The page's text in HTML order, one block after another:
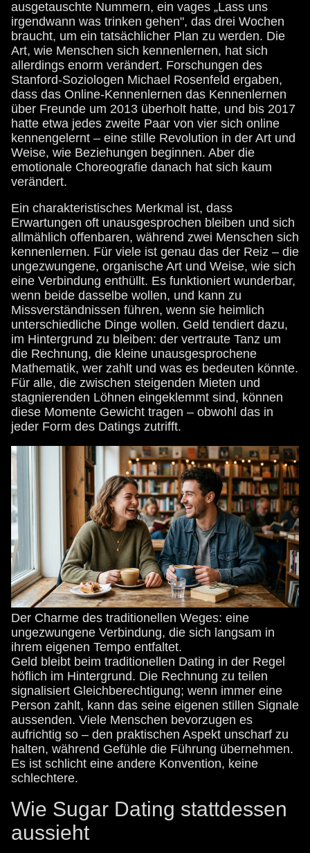
ausgetauschte Nummern, ein vages „Lass uns
irgendwann was trinken gehen", das drei Wochen
braucht, um ein tatsächlicher Plan zu werden. Die
Art, wie Menschen sich kennenlernen, hat sich
allerdings enorm verändert. Forschungen des
Stanford-Soziologen Michael Rosenfeld ergaben,
dass das Online-Kennenlernen das Kennenlernen
über Freunde um 2013 überholt hatte, und bis 2017
hatte etwa jedes zweite Paar von vier sich online
kennengelernt – eine stille Revolution in der Art und
Weise, wie Beziehungen beginnen. Aber die
emotionale Choreografie danach hat sich kaum
verändert.
Ein charakteristisches Merkmal ist, dass
Erwartungen oft unausgesprochen bleiben und sich
allmählich offenbaren, während zwei Menschen sich
kennenlernen. Für viele ist genau das der Reiz – die
ungezwungene, organische Art und Weise, wie sich
eine Verbindung enthüllt. Es funktioniert wunderbar,
wenn beide dasselbe wollen, und kann zu
Missverständnissen führen, wenn sie heimlich
unterschiedliche Dinge wollen. Geld tendiert dazu,
im Hintergrund zu bleiben: der vertraute Tanz um
die Rechnung, die kleine unausgesprochene
Mathematik, wer zahlt und was es bedeuten könnte.
Für alle, die zwischen steigenden Mieten und
stagnierenden Löhnen eingeklemmt sind, können
diese Momente Gewicht tragen – obwohl das in
jeder Form des Datings zutrifft.
Der Charme des traditionellen Weges: eine
ungezwungene Verbindung, die sich langsam in
ihrem eigenen Tempo entfaltet.
Geld bleibt beim traditionellen Dating in der Regel
höflich im Hintergrund. Die Rechnung zu teilen
signalisiert Gleichberechtigung; wenn immer eine
Person zahlt, kann das seine eigenen stillen Signale
aussenden. Viele Menschen bevorzugen es
aufrichtig so – den praktischen Aspekt unscharf zu
halten, während Gefühle die Führung übernehmen.
Es ist schlicht eine andere Konvention, keine
schlechtere.
Wie Sugar Dating stattdessen
aussieht